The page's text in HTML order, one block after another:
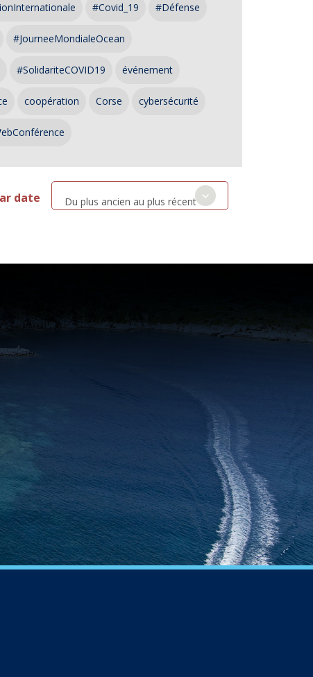
#Covid_19 #Défense
#JourneeMondialeOcean
#SolidariteCOVID19 événement
coopération Corse cybersécurité
date Du plus ancien au plus récent